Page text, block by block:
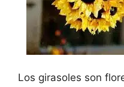
Los girasoles son